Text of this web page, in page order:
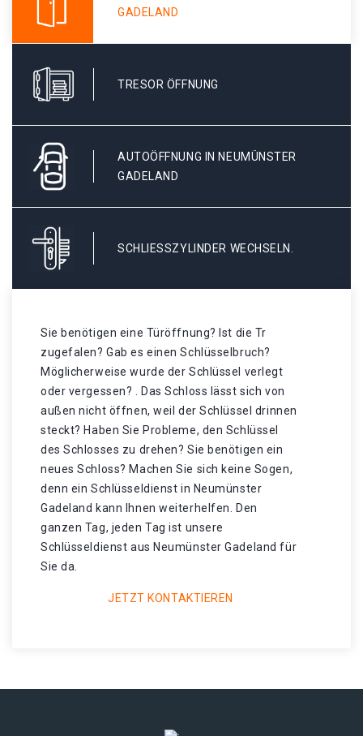
GADELAND
TRESOR ÖFFNUNG
AUTOÖFFNUNG IN NEUMÜNSTER
GADELAND
SCHLIESSZYLINDER WECHSELN.
Sie benötigen eine Türöffnung? Ist die Tr
zugefalen? Gab es einen Schlüsselbruch?
Möglicherweise wurde der Schlüssel verlegt
oder vergessen? . Das Schloss lässt sich von
außen nicht öffnen, weil der Schlüssel drinnen
steckt? Haben Sie Probleme, den Schlüssel
des Schlosses zu drehen? Sie benötigen ein
neues Schloss? Machen Sie sich keine Sogen,
denn ein Schlüsseldienst in Neumünster
Gadeland kann Ihnen weiterhelfen. Den
ganzen Tag, jeden Tag ist unsere
Schlüsseldienst aus Neumünster Gadeland für
Sie da.
JETZT KONTAKTIEREN